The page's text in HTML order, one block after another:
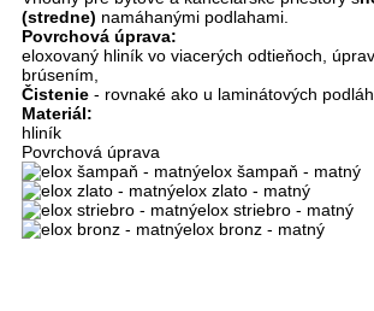
(stredne) namáhanými podlahami.
Povrchová úprava:
eloxovaný hliník vo viacerých odtieňoch,
brúsením,
Čistenie - rovnaké ako u laminátových
Materiál:
hliník
Povrchová úprava
elox šampaň - matný
elox zlato - matný
elox striebro - matný
elox bronz - matný